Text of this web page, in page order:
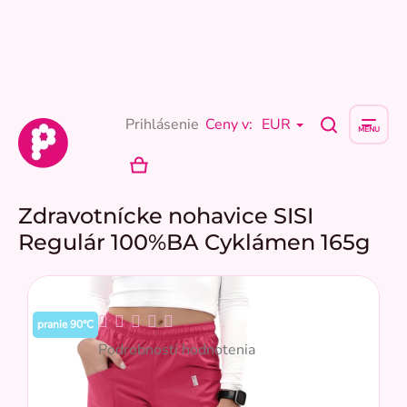
Ceny v: EUR
Prihlásenie
NÁKUPNÝ
Zdravotnícke nohavice SISI
Regulár 100%BA Cyklámen 165g
pranie 90°C Priemerné
hodnotenie
produktu
Podrobnosti hodnotenia